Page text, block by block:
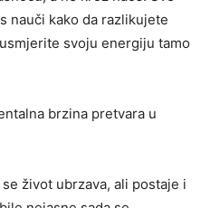
nauči kako da razlikujete
svoju energiju tamo
brzina pretvara u
život ubrzava, ali postaje i